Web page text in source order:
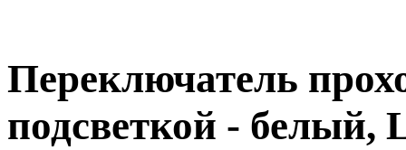
Переключатель
подсветкой - белый,